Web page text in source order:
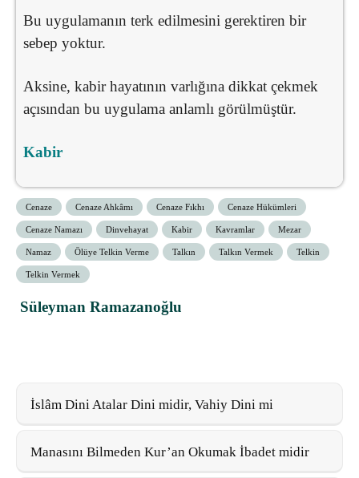
Bu uygulamanın terk edilmesini gerektiren bir
sebep yoktur.
Aksine, kabir hayatının varlığına dikkat çekmek
açısından bu uygulama anlamlı görülmüştür.
Kabir
Cenaze Cenaze Ahkâmı Cenaze Fıkhı Cenaze Hükümleri
Cenaze Namazı Dinvehayat Kabir Kavramlar Mezar
Namaz Ölüye Telkin Verme Talkın Talkın Vermek Telkin
Telkin Vermek
Süleyman Ramazanoğlu
İslâm Dini Atalar Dini midir, Vahiy Dini mi
Manasını Bilmeden Kur’an Okumak İbadet midir